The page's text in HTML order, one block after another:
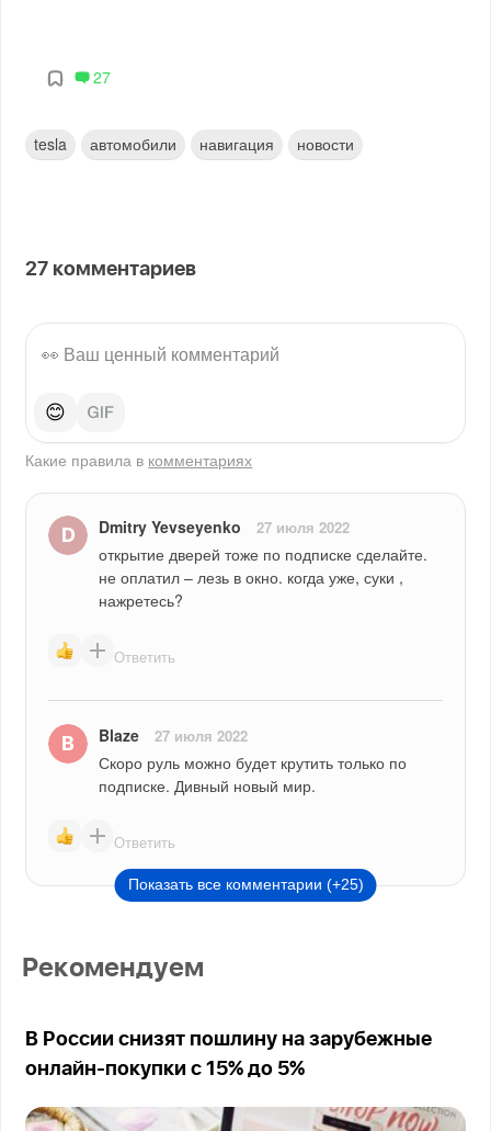
27
tesla автомобили навигация новости
27 комментариев
😊
Какие правила в комментариях
Dmitry Yevseyenko 27 июля 2022
открытие дверей тоже по подписке сделайте.
не оплатил – лезь в окно. когда уже, суки ,
нажретесь?
Ответить
Blaze 27 июля 2022
Скоро руль можно будет крутить только по
подписке. Дивный новый мир.
Ответить
Показать все комментарии (+25)
Рекомендуем
В России снизят пошлину на зарубежные
онлайн-покупки с 15% до 5%